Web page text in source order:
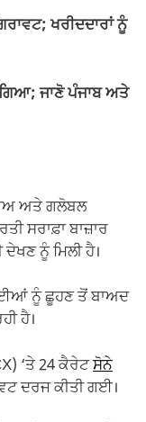
e
ਖਰੀਦਦਾਰਾਂ ਨੂੰ
ਜਾਣੋ ਪੰਜਾਬ ਅਤੇ
ਅਤੇ ਗਲੋਬਲ
ਸਰਾਫ਼ਾ ਬਾਜ਼ਾਰ
ਨੂੰ ਮਿਲੀ ਹੈ।
ਨੂੰ ਛੂਹਣ ਤੋਂ ਬਾਅਦ
ਹੈ।
‘ਤੇ 24 ਕੈਰੇਟਸੋਨੇ
ਦਰਜ ਕੀਤੀ ਗਈ।